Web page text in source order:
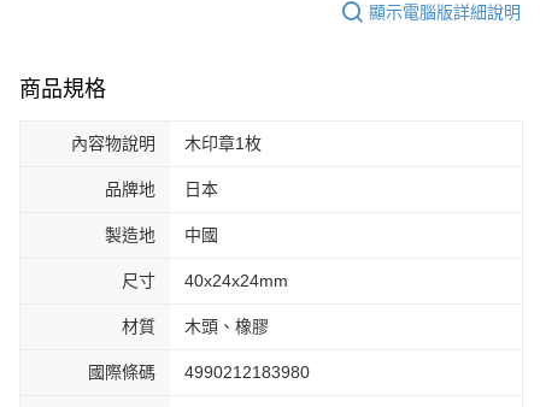
顯示電腦版詳細說明
商品規格
內容物說明 木印章1枚
品牌地 日本
製造地 中國
尺寸 40x24x24mm
材質 木頭、橡膠
國際條碼 4990212183980